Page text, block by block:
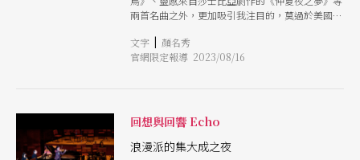
的領域，現代作曲也可以讓我對古典音樂有不同的
感覺。很感恩有這麼多的學習機會，對我來說，音
樂會不是成果而是過程，讓我有更多學習機會能精
進自我。」 同時，他也介紹肯吉．邦奇的《橫跨
大陸》，敘述的是1869年代替美國中央太平洋和聯
生活，刻畫工人一天辛勤又危險的工作，為此，音
的特別聲響。
兩首名曲之外，更加吸引我注目的，莫過於美國當
《雪赫拉莎德2》（Scheherazade.2）！ 同樣是
以家喻戶曉的世界名著《一千零一夜》為題，林姆
的女性著眼，帶領我們從另一個角度看「雪赫拉莎
德」這個傳奇角色。 亞當斯與小提琴家喬瑟芙維
琪（Leila Josefowicz）是多年的摯友，這首特別
文字 | 顏名秀
官網限定報導 2023/08/16
回想與回響 Echo
浪漫派的集大成之夜